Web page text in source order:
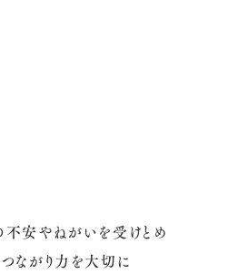
安やねがいを受けとめ
ながり力を大切に